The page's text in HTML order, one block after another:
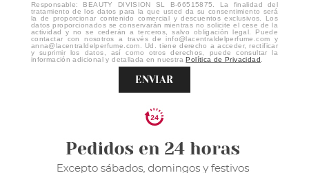
Responsable: BEAUTY DIVISION SL B-66515875. La finalidad del
tratamiento de los datos para la que usted da su consentimiento será
la de proporcionar contenido comercial y descuentos exclusivos. Los
datos proporcionados se conservarán mientras no solicite el cese de la
actividad y no se cederán a terceros, salvo obligación legal. Puede
contactar con nosotros a través de info@lacentraldelperfume.com y
anna@lacentraldelperfume.com. Ud. tiene derecho a acceder, rectificar
y suprimir los datos, así como otros derechos, puede consultar la
información adicional y detallada en nuestraPolítica de Privacidad
ENVIAR